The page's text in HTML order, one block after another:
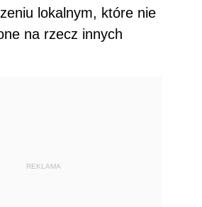
lokalnym, które nie
na rzecz innych
REKLAMA